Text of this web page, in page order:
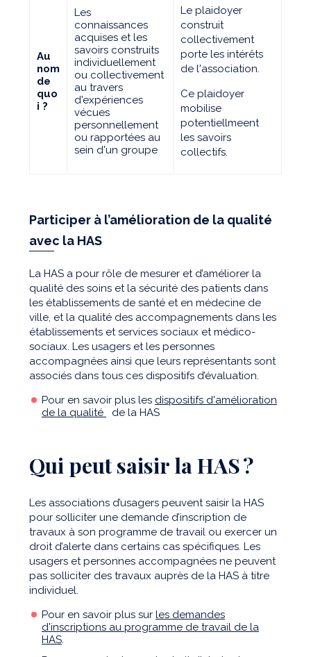
Au
nom
de
quo
i ?
Les
connaissances
acquises et les
savoirs construits
individuellement
ou collectivement
au travers
d'expériences
vécues
personnellement
ou rapportées au
sein d'un groupe
Le plaidoyer
construit
collectivement
porte les intérêts
de l'association.
Ce plaidoyer
mobilise
potentiellmeent
les savoirs
collectifs.
Participer à l’amélioration de la qualité
avec la HAS
La HAS a pour rôle de mesurer et d’améliorer la
qualité des soins et la sécurité des patients dans
les établissements de santé et en médecine de
ville, et la qualité des accompagnements dans les
établissements et services sociaux et médico-
sociaux. Les usagers et les personnes
accompagnées ainsi que leurs représentants sont
associés dans tous ces dispositifs d’évaluation.
Pour en savoir plus les dispositifs d'amélioration
de la qualité
de la HAS
Qui peut saisir la HAS ?
Les associations d’usagers peuvent saisir la HAS
pour solliciter une demande d’inscription de
travaux à son programme de travail ou exercer un
droit d’alerte dans certains cas spécifiques. Les
usagers et personnes accompagnées ne peuvent
pas solliciter des travaux auprès de la HAS à titre
individuel.
Pour en savoir plus sur les demandes
d'inscriptions au programme de travail de la
HAS.